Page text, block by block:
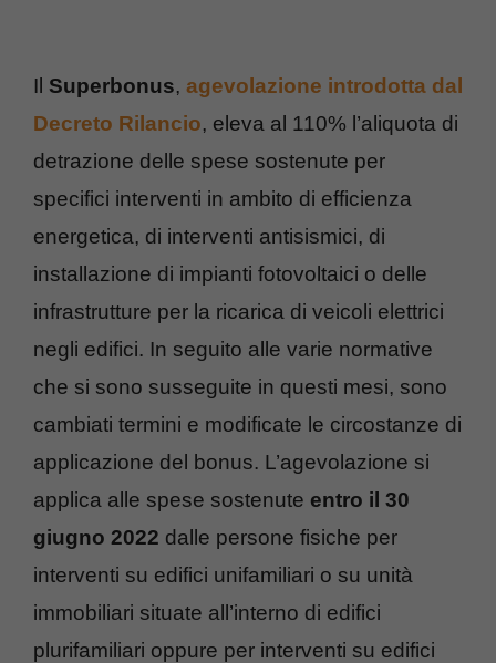
Il Superbonus, agevolazione introdotta dal
Decreto Rilancio, eleva al 110% l’aliquota di
detrazione delle spese sostenute per
specifici interventi in ambito di efficienza
energetica, di interventi antisismici, di
installazione di impianti fotovoltaici o delle
infrastrutture per la ricarica di veicoli elettrici
negli edifici. In seguito alle varie normative
che si sono susseguite in questi mesi, sono
cambiati termini e modificate le circostanze di
applicazione del bonus. L’agevolazione si
applica alle spese sostenute entro il 30
giugno 2022 dalle persone fisiche per
interventi su edifici unifamiliari o su unità
immobiliari situate all’interno di edifici
plurifamiliari oppure per interventi su edifici